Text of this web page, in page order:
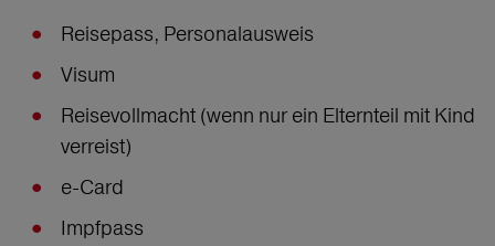
Reisepass, Personalausweis
Visum
Reisevollmacht (wenn nur ein Elternteil mit Kind
verreist)
e-Card
Impfpass